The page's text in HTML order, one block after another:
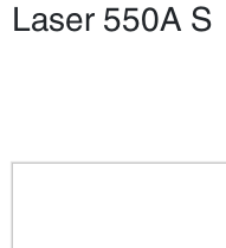
Laser 550A S